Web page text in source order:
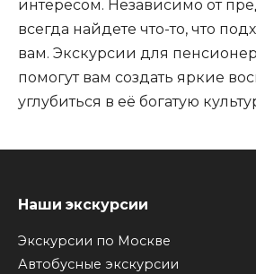
интересом. Независимо от
всегда найдете что-то, что
вам. Экскурсии для
помогут вам создать яркие
углубиться в её богатую
Наши экскурсии
Экскурсии по Москве
Автобусные экскурсии